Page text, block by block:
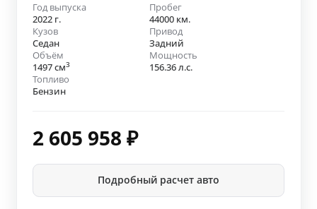
Год выпуска
2022 г.
Пробег
44000 км.
Кузов
Седан
Привод
Задний
Объём
1497 см3
Мощность
156.36 л.с.
Топливо
Бензин
2 605 958 ₽
Подробный расчет авто